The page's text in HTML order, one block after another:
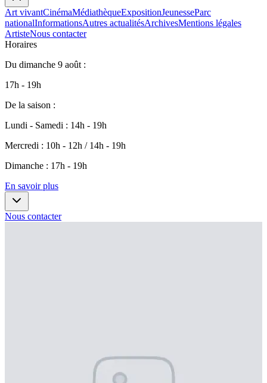
Art vivantCinémaMédiathèqueExpositionJeunesseParc
nationalInformationsAutres actualitésArchivesMentions légales
ArtisteNous contacter
Horaires
Du dimanche 9 août :
17h - 19h
De la saison :
Lundi - Samedi : 14h - 19h
Mercredi : 10h - 12h / 14h - 19h
Dimanche : 17h - 19h
En savoir plus
Nous contacter